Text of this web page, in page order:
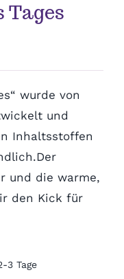
Tages
wurde von
und
Inhaltsstoffen
und die warme,
den Kick für
3 Tage